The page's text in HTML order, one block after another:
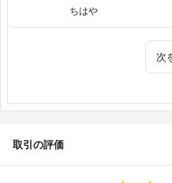
ちはや
次
取引の評価